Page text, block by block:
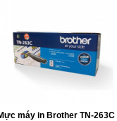
máy in Brother TN-263C